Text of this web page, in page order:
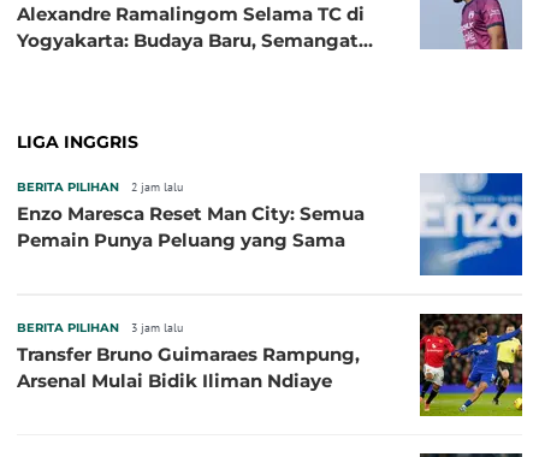
Alexandre Ramalingom Selama TC di
Yogyakarta: Budaya Baru, Semangat
LIGA INGGRIS
BERITA PILIHAN 2 jam lalu
Enzo Maresca Reset Man City: Semua
Pemain Punya Peluang yang Sama
BERITA PILIHAN 3 jam lalu
Transfer Bruno Guimaraes Rampung,
Arsenal Mulai Bidik Iliman Ndiaye